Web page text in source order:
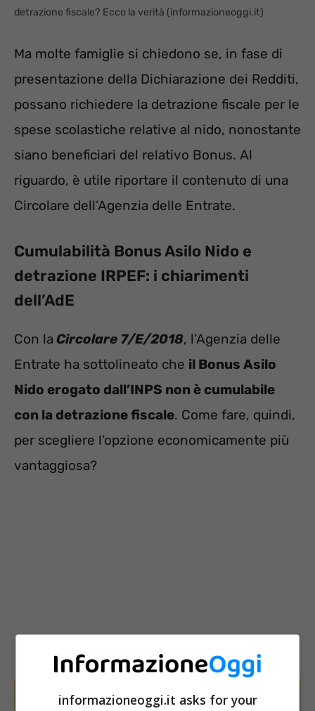
detrazione fiscale? Ecco la verità (informazioneoggi.it)
Ma molte famiglie si chiedono se, in fase di
presentazione della Dichiarazione dei Redditi,
possano richiedere la detrazione fiscale per le
spese scolastiche relative al nido, nonostante
siano beneficiari del relativo Bonus. Al
riguardo, è utile riportare il contenuto di una
Circolare dell’Agenzia delle Entrate.
Cumulabilità Bonus Asilo Nido e
detrazione IRPEF: i chiarimenti
dell’AdE
Con la Circolare 7/E/2018, l’Agenzia delle
Entrate ha sottolineato che il Bonus Asilo
Nido erogato dall’INPS non è cumulabile
con la detrazione fiscale. Come fare, quindi,
per scegliere l’opzione economicamente più
vantaggiosa?
informazioneoggi.it asks for your